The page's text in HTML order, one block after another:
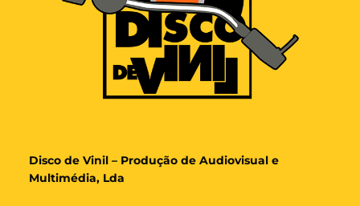
Disco de Vinil – Produção de Audiovisual e
Multimédia, Lda